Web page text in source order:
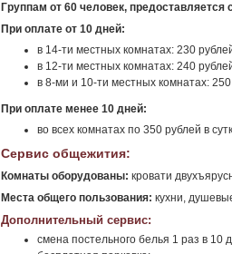
Группам от 60 человек, предоставляется
При оплате от 10 дней:
в 14-ти местных комнатах: 230
в 12-ти местных комнатах: 240
в 8-ми и 10-ти местных комнатах: 250
При оплате менее 10 дней:
во всех комнатах по 350 рублей в
Сервис общежития:
Комнаты оборудованы: кровати
Места общего пользования: кухни,
Дополнительный сервис:
смена постельного белья 1 раз в 10